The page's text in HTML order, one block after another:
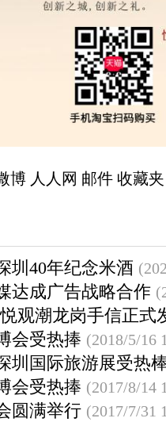
博 人人网 邮件 收藏夹
圳40年纪念米酒
达成广告战略合作
观潮龙岗手信正式
会受热捧 (2018/5/16
圳国际旅游展受热
会受热捧 (2017/8/14
圆满举行 (2017/7/31